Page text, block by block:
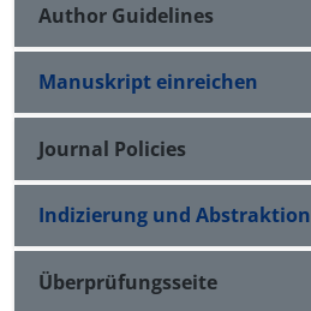
Author Guidelines
Manuskript einreichen
Journal Policies
Indizierung und Abstraktion
Überprüfungsseite